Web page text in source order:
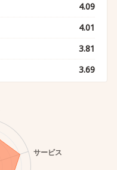
4.09
4.01
3.81
3.69
サービス